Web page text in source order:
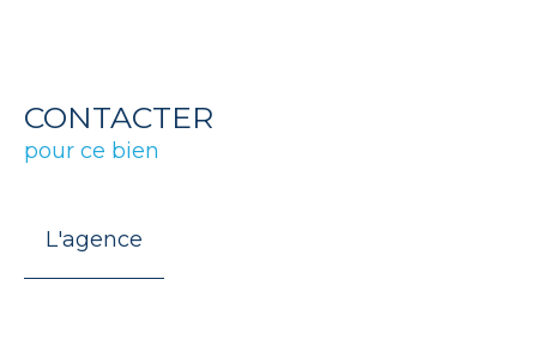
CONTACTER
pour ce bien
L'agence